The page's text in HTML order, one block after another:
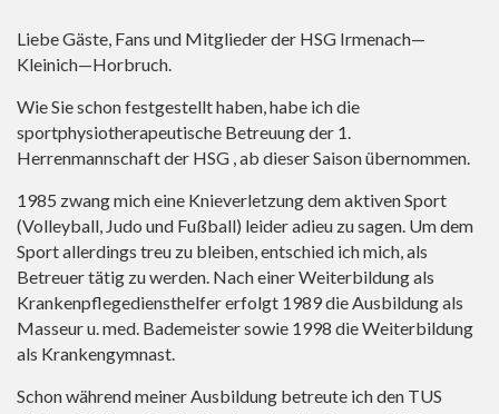
Liebe Gäste, Fans und Mitglieder der HSG Irmenach—
Kleinich—Horbruch.
Wie Sie schon festgestellt haben, habe ich die
sportphysiotherapeutische Betreuung der 1.
Herrenmannschaft der HSG , ab dieser Saison übernommen.
1985 zwang mich eine Knieverletzung dem aktiven Sport
(Volleyball, Judo und Fußball) leider adieu zu sagen. Um dem
Sport allerdings treu zu bleiben, entschied ich mich, als
Betreuer tätig zu werden. Nach einer Weiterbildung als
Krankenpflegediensthelfer erfolgt 1989 die Ausbildung als
Masseur u. med. Bademeister sowie 1998 die Weiterbildung
als Krankengymnast.
Schon während meiner Ausbildung betreute ich den TUS